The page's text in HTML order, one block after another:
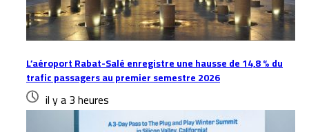
L’aéroport Rabat-Salé enregistre une hausse de 14,8 % du
trafic passagers au premier semestre 2026
il y a 3 heures